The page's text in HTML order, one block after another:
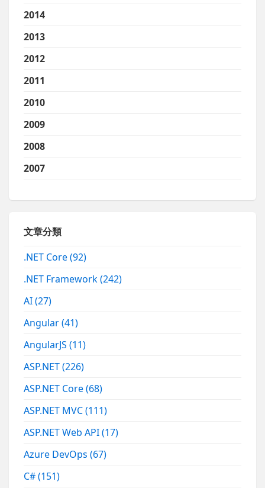
2014
2013
2012
2011
2010
2009
2008
2007
文章分類
.NET Core(92)
.NET Framework(242)
AI(27)
Angular(41)
AngularJS(11)
ASP.NET(226)
ASP.NET Core(68)
ASP.NET MVC(111)
ASP.NET Web API(17)
Azure DevOps(67)
C#(151)